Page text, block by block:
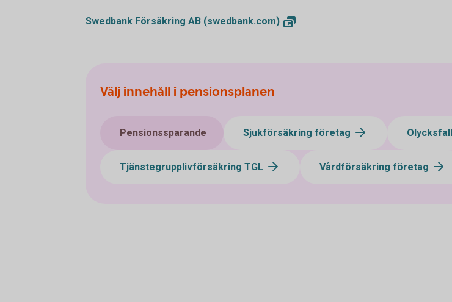
Swedbank Försäkring AB (swedbank.com)
Välj innehåll i pensionsplanen
Pensionssparande Sjukförsäkring företag
Tjänstegrupplivförsäkring TGL Vårdförsäkring företag